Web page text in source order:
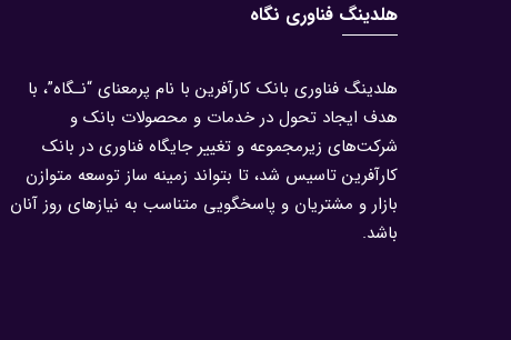
هلدینگ فناوری نگاه
هلدینگ فناوری بانک کارآفرین با نام پرمعنای “نـگاه”، با
هدف ایجاد تحول در خدمات و محصولات بانک و
شرکت‌های زیرمجموعه و تغییر جایگاه فناوری در بانک
کارآفرین تاسیس شد، تا بتواند زمینه ساز توسعه متوازن
بازار و مشتریان و پاسخگویی متناسب به نیازهای روز آنان
باشد.